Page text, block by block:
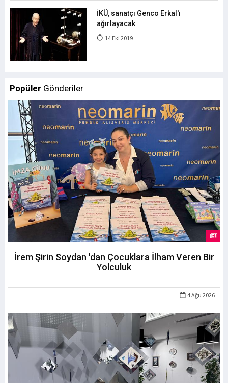
İKÜ, sanatçı Genco Erkal'ı
ağırlayacak
14 Eki 2019
Popüler Gönderiler
İrem Şirin Soydan 'dan Çocuklara İlham Veren Bir
Yolculuk
4 Ağu 2026